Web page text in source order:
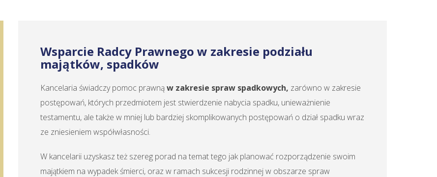
Wsparcie Radcy Prawnego w zakresie podziału
majątków, spadków
Kancelaria świadczy pomoc prawnąw zakresie spraw spadkowych, zarówno w zakresie
postępowań, których przedmiotem jest stwierdzenie nabycia spadku, unieważnienie
testamentu, ale także w mniej lub bardziej skomplikowanych postępowań o dział spadku wraz
ze zniesieniem współwłasności.
W kancelarii uzyskasz też szereg porad na temat tego jak planować rozporządzenie swoim
majątkiem na wypadek śmierci, oraz w ramach sukcesji rodzinnej w obszarze spraw